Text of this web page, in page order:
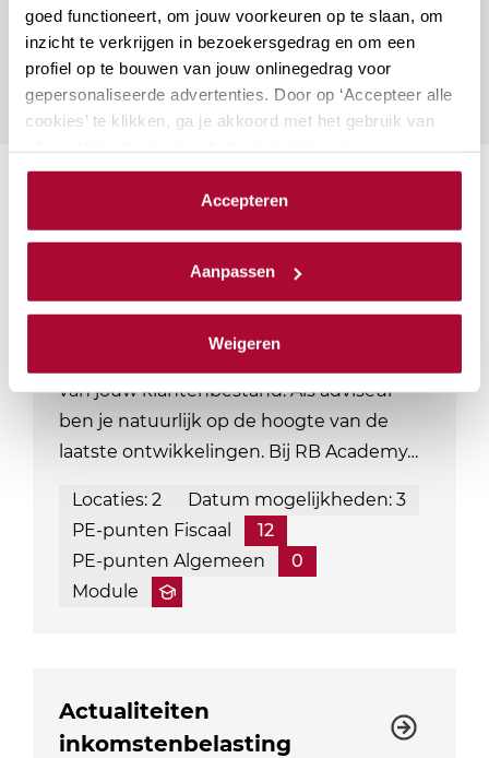
goed functioneert, om jouw voorkeuren op te slaan, om
inzicht te verkrijgen in bezoekersgedrag en om een
profiel op te bouwen van jouw onlinegedrag voor
gepersonaliseerde advertenties. Door op ‘Accepteer alle
cookies’ te klikken, ga je akkoord met het gebruik van
cookieverklaring.
We werken samen met23 derdendie uw gegevens
Accepteren
Aanpassen
Weigeren
Naar vragenformulier
Aanmerkelijk belang en
terbeschikkingstellingsregeling
een aanmerkelijk belang onderdeel zijn
van jouw klantenbestand. Als adviseur
ben je natuurlijk op de hoogte van de
laatste ontwikkelingen. Bij RB Academy…
Locaties: 2
Datum mogelijkheden: 3
PE-punten Fiscaal
12
PE-punten Algemeen
0
Module
Actualiteiten
inkomstenbelasting